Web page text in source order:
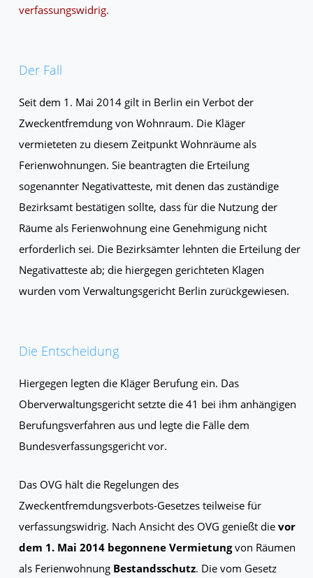
verfassungswidrig.
Der Fall
Seit dem 1. Mai 2014 gilt in Berlin ein Verbot der
Zweckentfremdung von Wohnraum. Die Kläger
vermieteten zu diesem Zeitpunkt Wohnräume als
Ferienwohnungen. Sie beantragten die Erteilung
sogenannter Negativatteste, mit denen das zuständige
Bezirksamt bestätigen sollte, dass für die Nutzung der
Räume als Ferienwohnung eine Genehmigung nicht
erforderlich sei. Die Bezirksämter lehnten die Erteilung der
Negativatteste ab; die hiergegen gerichteten Klagen
wurden vom Verwaltungsgericht Berlin zurückgewiesen.
Die Entscheidung
Hiergegen legten die Kläger Berufung ein. Das
Oberverwaltungsgericht setzte die 41 bei ihm anhängigen
Berufungsverfahren aus und legte die Fälle dem
Bundesverfassungsgericht vor.
Das OVG hält die Regelungen des
Zweckentfremdungsverbots-Gesetzes teilweise für
verfassungswidrig. Nach Ansicht des OVG genießt die vor
dem 1. Mai 2014 begonnene Vermietungvon Räumen
als Ferienwohnung Bestandsschutz. Die vom Gesetz